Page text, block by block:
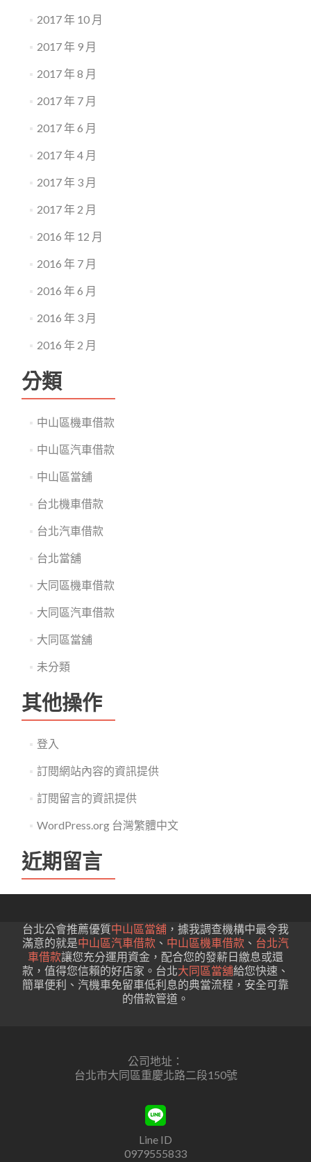
2017 年 10 月
2017 年 9 月
2017 年 8 月
2017 年 7 月
2017 年 6 月
2017 年 4 月
2017 年 3 月
2017 年 2 月
2016 年 12 月
2016 年 7 月
2016 年 6 月
2016 年 3 月
2016 年 2 月
分類
中山區機車借款
中山區汽車借款
中山區當舖
台北機車借款
台北汽車借款
台北當舖
大同區機車借款
大同區汽車借款
大同區當舖
未分類
其他操作
登入
訂閱網站內容的資訊提供
訂閱留言的資訊提供
WordPress.org 台灣繁體中文
近期留言
台北公會推薦優質中山區當舖 ，據我調查機構中最令我
滿意的就是中山區汽車借款 、 中山區機車借款 、 台北汽
車借款讓您充分運用資金，配合您的發薪日繳息或還
款，值得您信賴的好店家。台北大同區當舖給您快速、
簡單便利、汽機車免留車低利息的典當流程，安全可靠
的借款管道。
公司地址：
台北市大同區重慶北路二段150號
Line ID
0979555833